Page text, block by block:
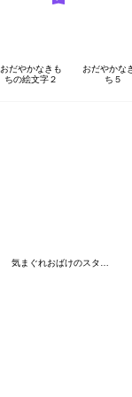
おだやかなきも
ちの絵文字２
おだやかな
ち５
気まぐれおばけのスタンプ いつつめ（働）